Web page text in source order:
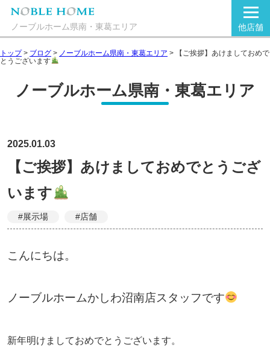
ノーブルホーム県南・東葛エリア 他店舗
トップ> ブログ > ノーブルホーム県南・東葛エリア >
【ご挨拶】あけましておめで
とうございます
ノーブルホーム県南・東葛エリア
2025.01.03
【ご挨拶】あけましておめでとうござ
います
#展示場 #店舗
こんにちは。
ノーブルホームかしわ沼南店スタッフです
新年明けましておめでとうございます。